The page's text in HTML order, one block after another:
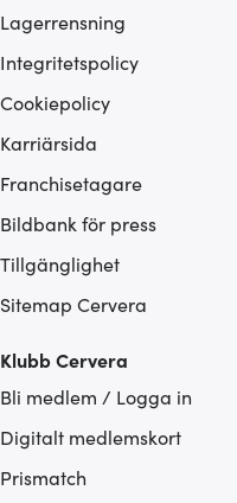
Lagerrensning
Integritetspolicy
Cookiepolicy
Karriärsida
Franchisetagare
Bildbank för press
Tillgänglighet
Sitemap Cervera
Klubb Cervera
Bli medlem / Logga in
Digitalt medlemskort
Prismatch